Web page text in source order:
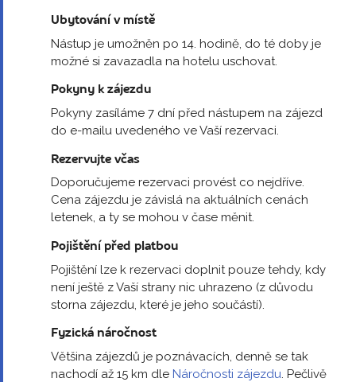
Ubytování v místě
Nástup je umožněn po 14. hodině, do té doby je
možné si zavazadla na hotelu uschovat.
Pokyny k zájezdu
Pokyny zasíláme 7 dní před nástupem na zájezd
do e-mailu uvedeného ve Vaší rezervaci.
Rezervujte včas
Doporučujeme rezervaci provést co nejdříve.
Cena zájezdu je závislá na aktuálních cenách
letenek, a ty se mohou v čase měnit.
Pojištění před platbou
Pojištění lze k rezervaci doplnit pouze tehdy, kdy
není ještě z Vaší strany nic uhrazeno (z důvodu
storna zájezdu, které je jeho součástí).
Fyzická náročnost
Většina zájezdů je poznávacích, denně se tak
nachodí až 15 km dle Náročnosti zájezdu. Pečlivě